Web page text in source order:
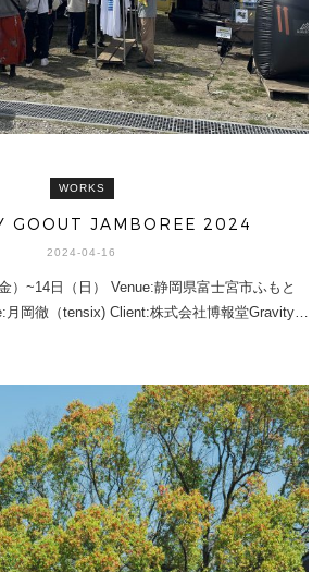
WORKS
GOOUT JAMBOREE 2024
2024-04-16
）~14日（日） Venue:静岡県富士宮市ふもと
月岡徹（tensix) Client:株式会社博報堂Gravity…